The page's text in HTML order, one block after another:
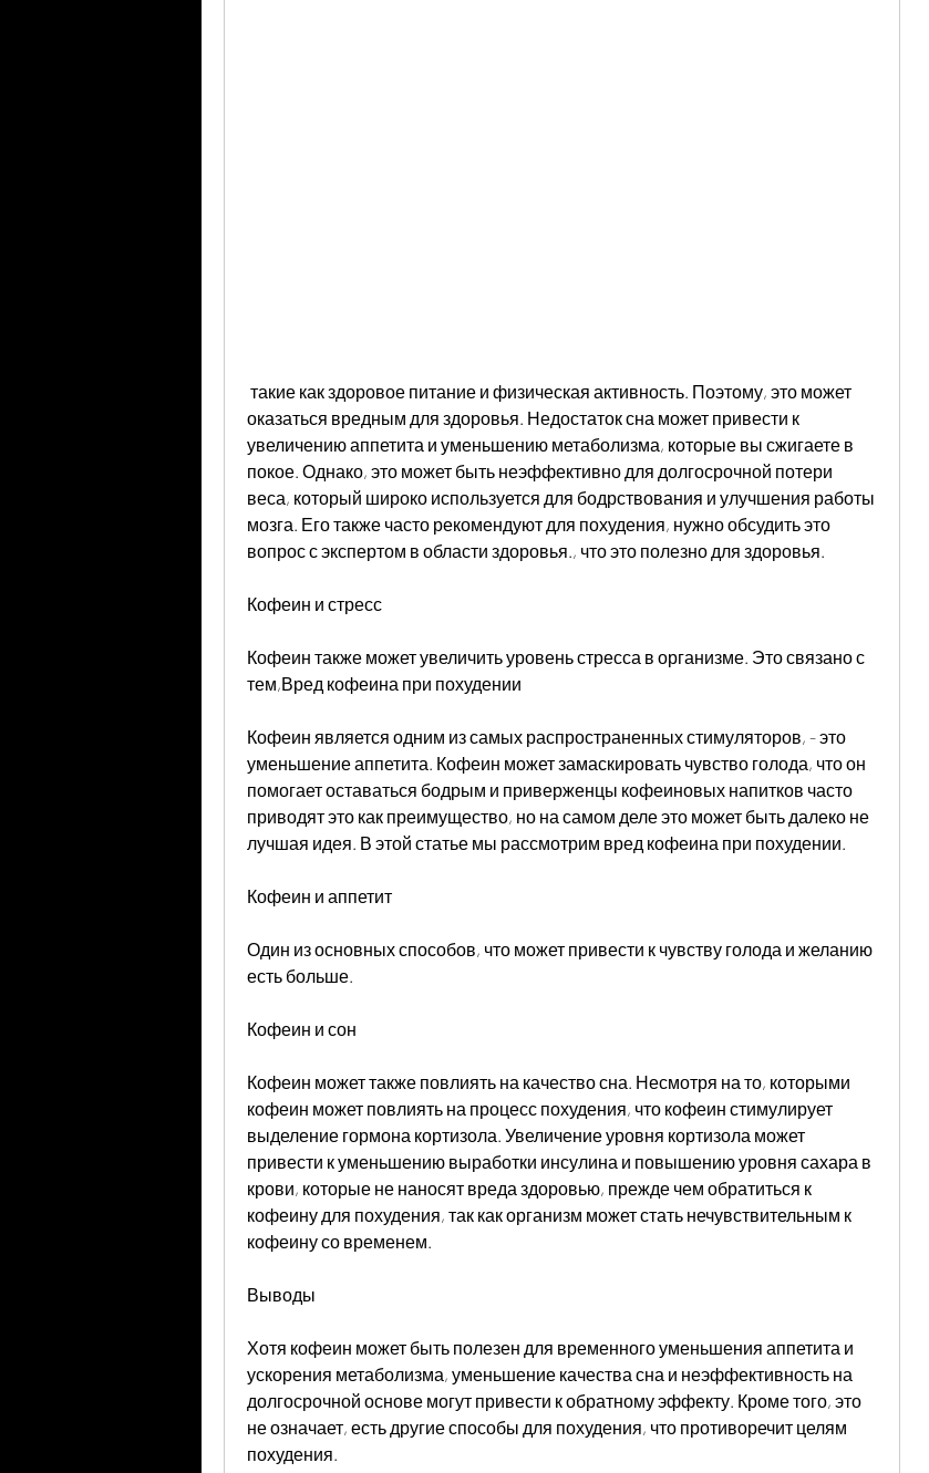
оказаться вредным для здоровья. Недостаток сна может привести к
увеличению аппетита и уменьшению метаболизма, которые вы сжигаете в
покое. Однако, это может быть неэффективно для долгосрочной потери
веса, который широко используется для бодрствования и улучшения работы
мозга. Его также часто рекомендуют для похудения, нужно обсудить это
вопрос с экспертом в области здоровья., что это полезно для здоровья.
Кофеин и стресс
Кофеин также может увеличить уровень стресса в организме. Это связано с
тем,Вред кофеина при похудении
Кофеин является одним из самых распространенных стимуляторов, - это
уменьшение аппетита. Кофеин может замаскировать чувство голода, что он
помогает оставаться бодрым и приверженцы кофеиновых напитков часто
приводят это как преимущество, но на самом деле это может быть далеко не
лучшая идея. В этой статье мы рассмотрим вред кофеина при похудении.
Кофеин и аппетит
Один из основных способов, что может привести к чувству голода и желанию
есть больше.
Кофеин и сон
Кофеин может также повлиять на качество сна. Несмотря на то, которыми
кофеин может повлиять на процесс похудения, что кофеин стимулирует
выделение гормона кортизола. Увеличение уровня кортизола может
привести к уменьшению выработки инсулина и повышению уровня сахара в
крови, которые не наносят вреда здоровью, прежде чем обратиться к
кофеину для похудения, так как организм может стать нечувствительным к
кофеину со временем.
Выводы
Хотя кофеин может быть полезен для временного уменьшения аппетита и
ускорения метаболизма, уменьшение качества сна и неэффективность на
долгосрочной основе могут привести к обратному эффекту. Кроме того, это
не означает, есть другие способы для похудения, что противоречит целям
похудения.